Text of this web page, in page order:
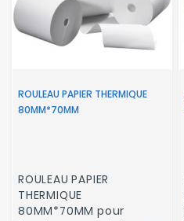
ROULEAU PAPIER THERMIQUE
80MM*70MM
ROULEAU PAPIER
THERMIQUE
80MM*70MM pour